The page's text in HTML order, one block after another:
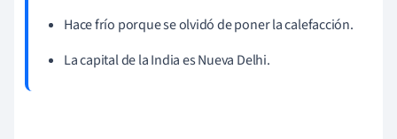
Hace frío porque se olvidó de poner la calefacción.
La capital de la India es Nueva Delhi.